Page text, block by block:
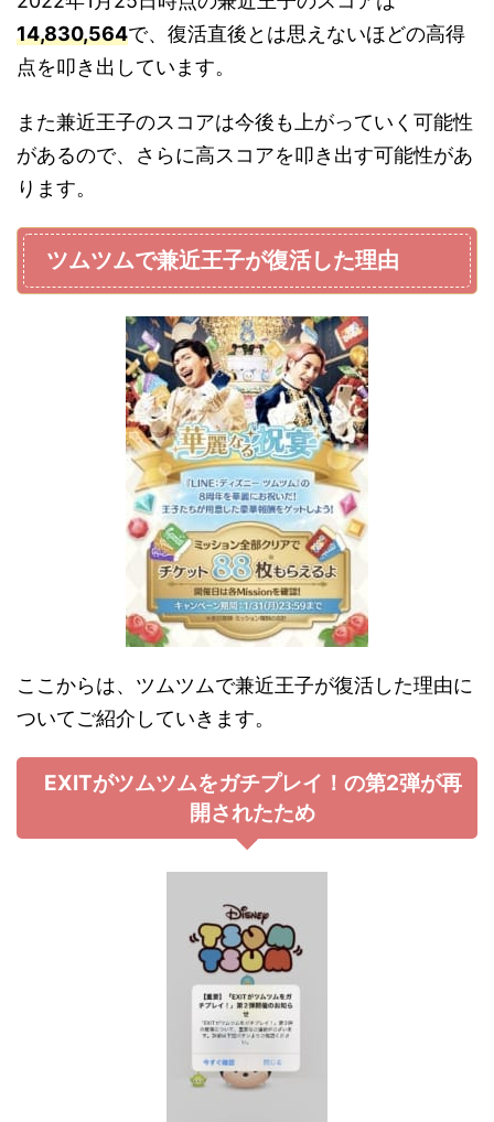
14,830,564で、復活直後とは思えないほどの高得
点を叩き出しています。
また兼近王子のスコアは今後も上がっていく可能性
があるので、さらに高スコアを叩き出す可能性があ
ります。
ツムツムで兼近王子が復活した理由
ここからは、ツムツムで兼近王子が復活した理由に
ついてご紹介していきます。
EXITがツムツムをガチプレイ！の第2弾が再
開されたため